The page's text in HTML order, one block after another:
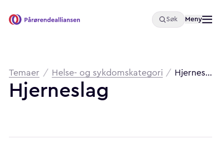
Pårørendealliansen Søk Åpne
Meny
Brødsmulesti
Temaer / Helse- og sykdomskategori / Hjerneslag
Hjerneslag